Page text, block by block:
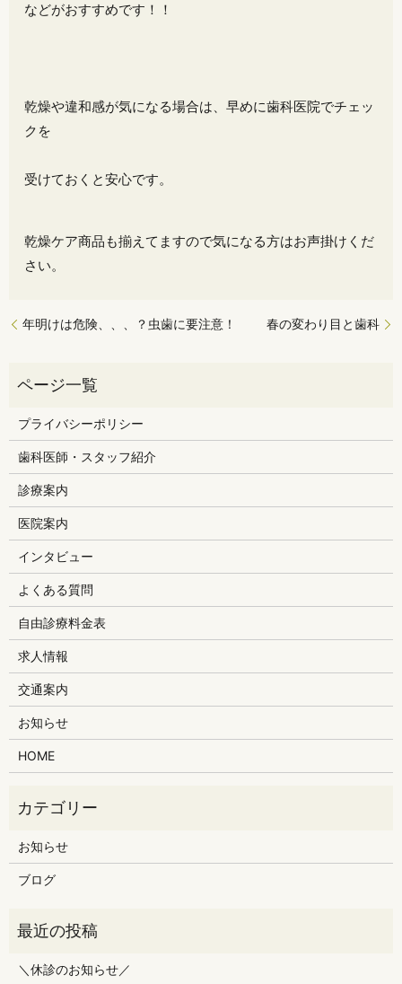
などがおすすめです！！
乾燥や違和感が気になる場合は、早めに歯科医院でチェッ
クを
受けておくと安心です。
乾燥ケア商品も揃えてますので気になる方はお声掛けくだ
さい。
年明けは危険、、、？虫歯に要注意！ 春の変わり目と歯科
プライバシーポリシー
歯科医師・スタッフ紹介
診療案内
医院案内
インタビュー
よくある質問
自由診療料金表
求人情報
交通案内
お知らせ
HOME
お知らせ
ブログ
＼休診のお知らせ／